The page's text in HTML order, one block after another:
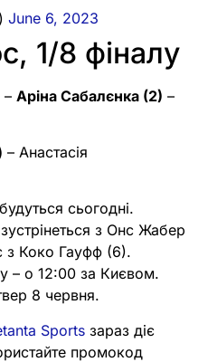
June 6, 2023
1/8 фіналу
– Аріна Сабалєнка (2) –
– Анастасія
сьогодні.
з Онс Жабер
з Коко Гауфф (6).
– о 12:00 за Києвом.
8 червня.
Sports зараз діє
промокод